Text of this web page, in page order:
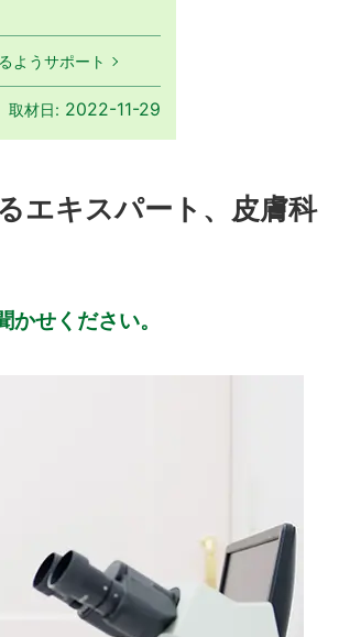
ようサポート
取材日: 2022-11-29
エキスパート、皮膚科
せください。